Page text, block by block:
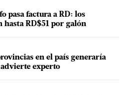
pasa factura a RD: los
hasta RD$51 por galón
en el país generaría
experto